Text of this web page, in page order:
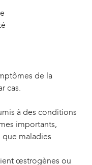
de la
cas.
à des conditions
importants,
maladies
œstrogènes ou